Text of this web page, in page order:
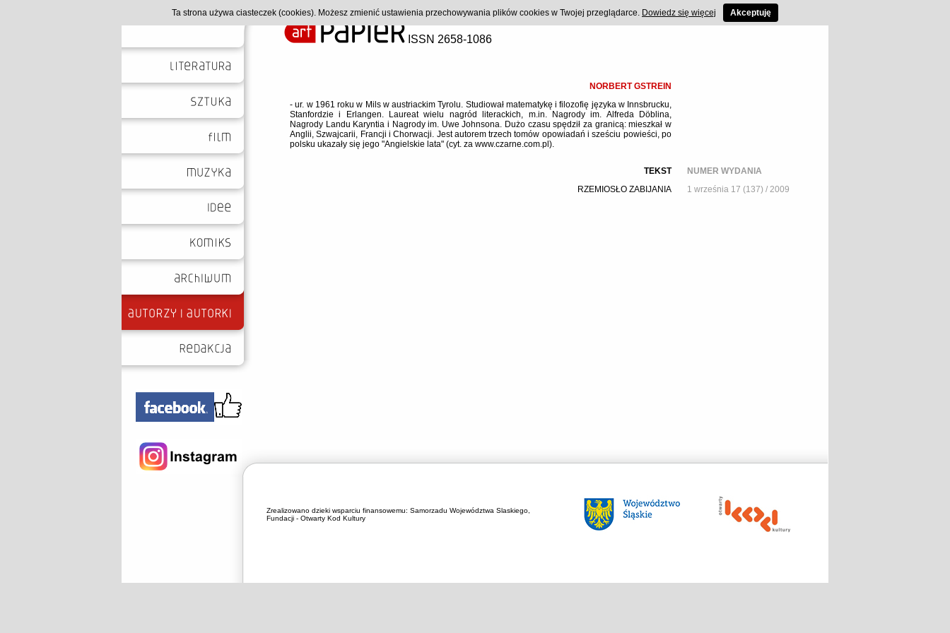
ISSN 2658-1086
NORBERT GSTREIN
- ur. w 1961 roku w Mils w austriackim Tyrolu. Studiował matematykę i filozofię języka w Innsbrucku,
Stanfordzie i Erlangen. Laureat wielu nagród literackich, m.in. Nagrody im. Alfreda Döblina,
Nagrody Landu Karyntia i Nagrody im. Uwe Johnsona. Dużo czasu spędził za granicą: mieszkał w
Anglii, Szwajcarii, Francji i Chorwacji. Jest autorem trzech tomów opowiadań i sześciu powieści, po
polsku ukazały się jego "Angielskie lata" (cyt. za www.czarne.com.pl).
TEKST
NUMER WYDANIA
RZEMIOSŁO ZABIJANIA
1 września 17 (137) / 2009
Zrealizowano dzieki wsparciu finansowemu: Samorzadu Województwa Slaskiego,
Fundacji - Otwarty Kod Kultury
Ta strona używa ciasteczek (cookies). Możesz zmienić ustawienia przechowywania plików cookies w Twojej przeglądarce. Dowiedz się więcej Akceptuję